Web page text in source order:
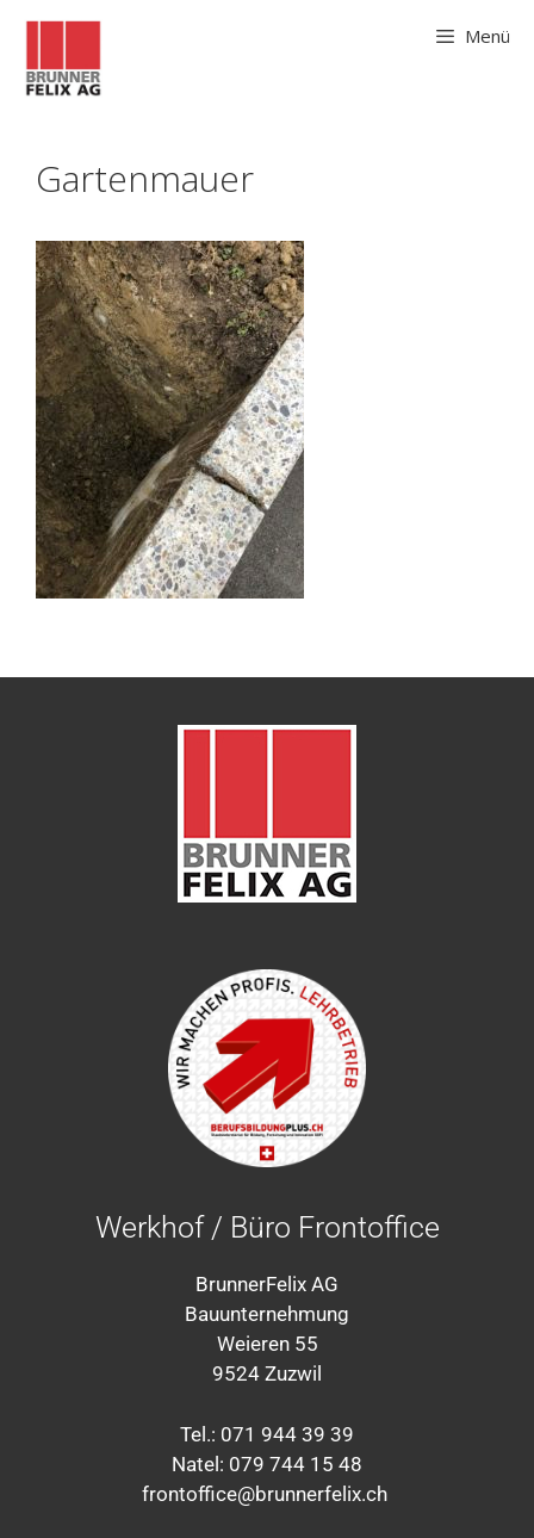
Menü
Gartenmauer
Werkhof / Büro Frontoffice
BrunnerFelix AG
Bauunternehmung
Weieren 55
9524 Zuzwil
Tel.: 071 944 39 39
Natel: 079 744 15 48
frontoffice@brunnerfelix.ch